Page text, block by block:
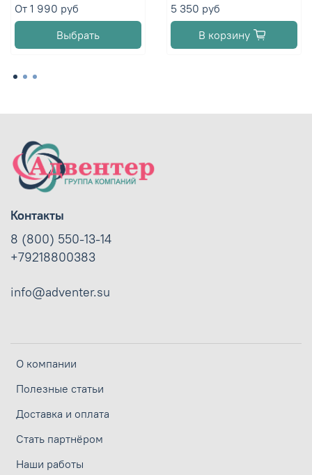
От1 990 руб
Выбрать
5 350 руб
В корзину
О компании
Полезные статьи
Доставка и оплата
Стать партнёром
Наши работы
Контакты
8 (800) 550-13-14
+79218800383
info@adventer.su